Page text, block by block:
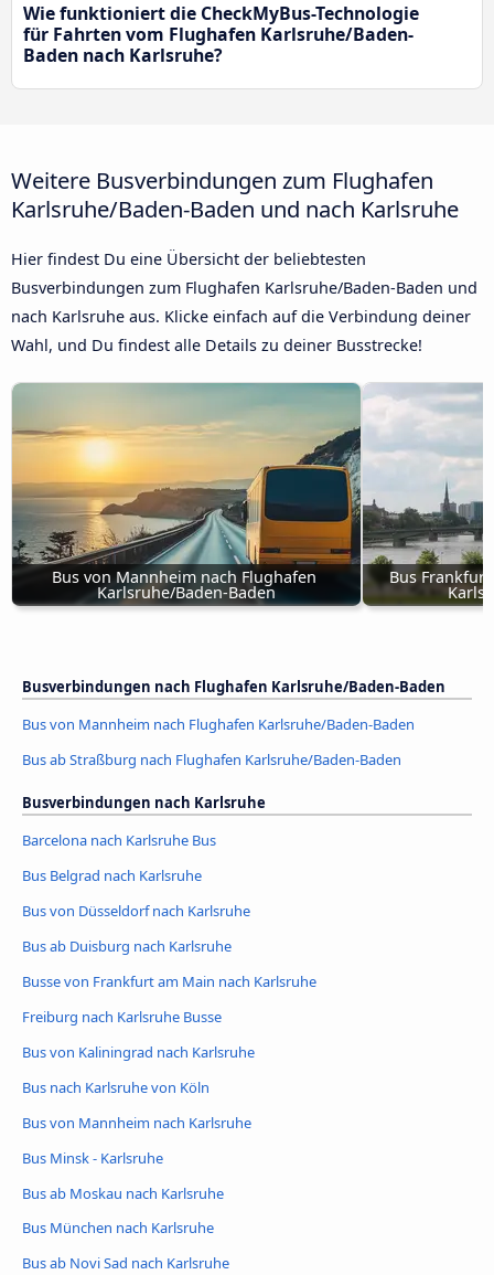
Wie funktioniert die CheckMyBus-Technologie
für Fahrten vom Flughafen Karlsruhe/Baden-
Baden nach Karlsruhe?
Weitere Busverbindungen zum Flughafen
Karlsruhe/Baden-Baden und nach Karlsruhe
Hier findest Du eine Übersicht der beliebtesten
Busverbindungen zum Flughafen Karlsruhe/Baden-Baden und
nach Karlsruhe aus. Klicke einfach auf die Verbindung deiner
Wahl, und Du findest alle Details zu deiner Busstrecke!
Bus von Mannheim nach Flughafen
Karlsruhe/Baden-Baden
Bus
Busverbindungen nach Flughafen Karlsruhe/Baden-Baden
Bus von Mannheim nach Flughafen Karlsruhe/Baden-Baden
Bus ab Straßburg nach Flughafen Karlsruhe/Baden-Baden
Busverbindungen nach Karlsruhe
Barcelona nach Karlsruhe Bus
Bus Belgrad nach Karlsruhe
Bus von Düsseldorf nach Karlsruhe
Bus ab Duisburg nach Karlsruhe
Busse von Frankfurt am Main nach Karlsruhe
Freiburg nach Karlsruhe Busse
Bus von Kaliningrad nach Karlsruhe
Bus nach Karlsruhe von Köln
Bus von Mannheim nach Karlsruhe
Bus Minsk - Karlsruhe
Bus ab Moskau nach Karlsruhe
Bus München nach Karlsruhe
Bus ab Novi Sad nach Karlsruhe